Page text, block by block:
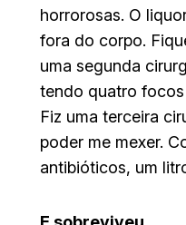
horrorosas. O
fora do corpo.
uma segunda
tendo quatro
Fiz uma terceira
poder me mexer.
antibióticos, um